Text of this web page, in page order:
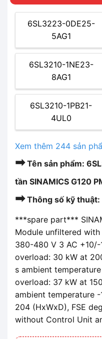
6SL3223-0DE25-
5AG1
6SL3210-1NE23-
8AG1
6SL3210-1PB21-
4UL0
Xem thêm 244 sản
➡Tên sản phẩm:
tần SINAMICS G120
➡Thông số kỹ thuật:
***spare part***
Module unfiltered
380-480 V 3 AC
overload: 30 kW at
s ambient
overload: 37 kW at
ambient temperature
204 (HxWxD), FSE
without Control Unit